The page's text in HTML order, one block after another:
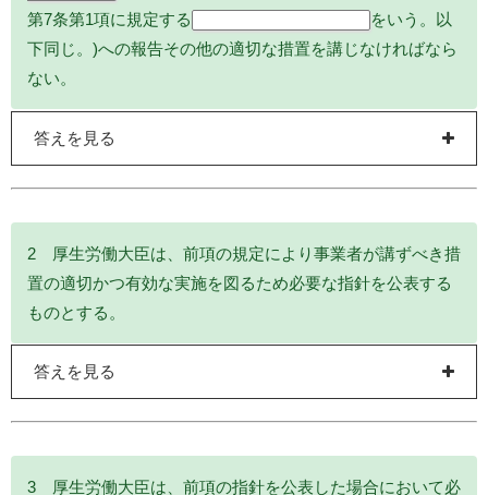
第7条第1項に規定する
をいう。以
下同じ。)への報告その他の適切な措置を講じなければなら
ない。
答えを見る
2 厚生労働大臣は、前項の規定により事業者が講ずべき措
置の適切かつ有効な実施を図るため必要な指針を公表する
ものとする。
答えを見る
3 厚生労働大臣は、前項の指針を公表した場合において必